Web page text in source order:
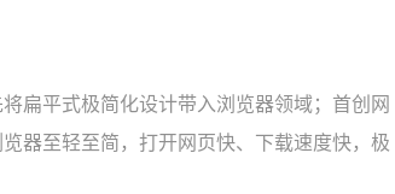
扁平式极简化设计带入浏览器领域；首创网
器至轻至简，打开网页快、下载速度快，极
药安全等给力功能；打开浏览器就能看到狂